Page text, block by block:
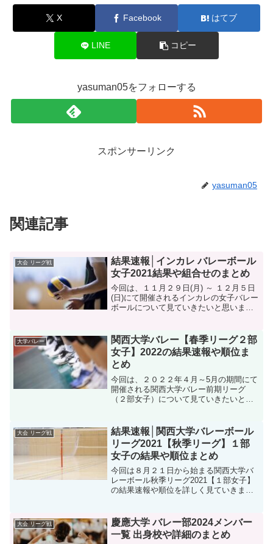
X Facebook はてブ
LINE コピー
yasuman05をフォローする
スポンサーリンク
yasuman05
関連記事
大会 リーグ戦
結果速報│インカレ バレーボール
女子2021結果や組合せのまとめ
今回は、１１月２９日(月) ～ １２月５日
(日)にて開催されるインカレの女子バレー
ボールについて見ていきたいと思いま
ーナメントを合わせて更新していきま
す。それではインカ...
大学バレー
関西大学バレー【春季リーグ２部
女子】2022の結果速報や順位ま
とめ
今回は、２０２２年４月～5月の期間にて
開催される関西大学バレー前期リーグ
（２部女子）について見ていきたいと思
とができず選手たちにとっも消化不良の
シーズンとなってしまいま...
大会 リーグ戦
結果速報│関西大学バレーボール
リーグ2021【秋季リーグ】１部
女子の結果や順位まとめ
今回は８月２１日から始まる関西大学バ
レーボール秋季リーグ2021【１部女子】
の結果速報や順位を詳しく見ていきま
ていきます。今回は【１部女子】の秋季
リーグついての結果速報...
大会 リーグ戦
慶應大学 バレー部2024メンバー
一覧 出身校や詳細のまとめ